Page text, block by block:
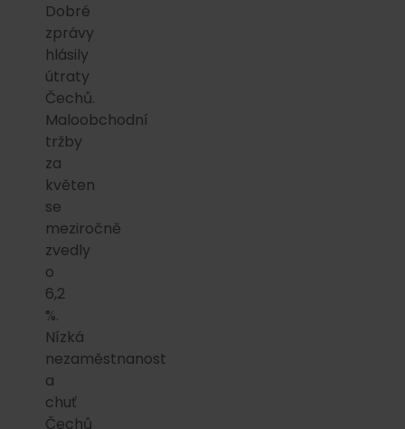
Dobré
zprávy
hlásily
útraty
Čechů.
Maloobchodní
tržby
za
květen
se
meziročně
zvedly
o
6,2
%.
Nízká
nezaměstnanost
a
chuť
Čechů